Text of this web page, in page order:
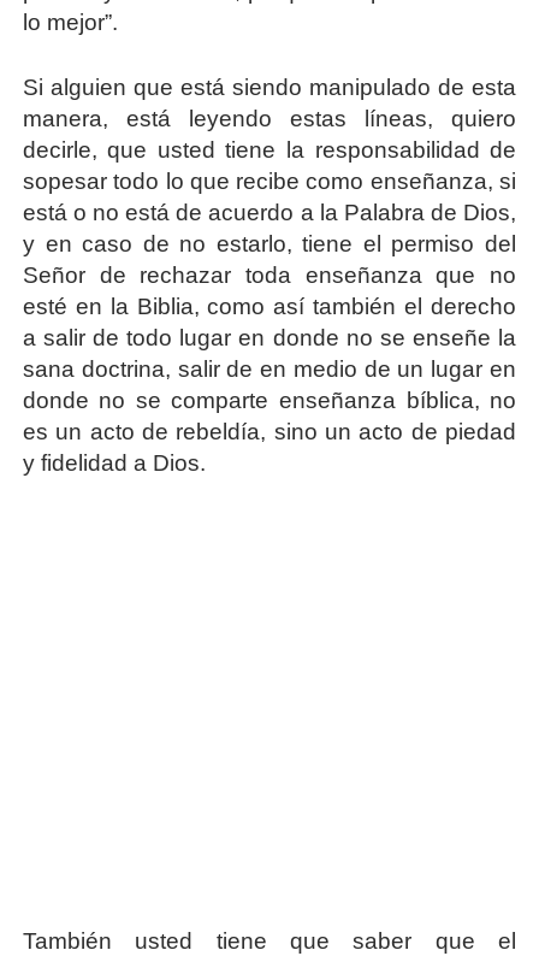
lo mejor”.
Si alguien que está siendo manipulado de esta
manera, está leyendo estas líneas, quiero
decirle, que usted tiene la responsabilidad de
sopesar todo lo que recibe como enseñanza, si
está o no está de acuerdo a la Palabra de Dios,
y en caso de no estarlo, tiene el permiso del
Señor de rechazar toda enseñanza que no
esté en la Biblia, como así también el derecho
a salir de todo lugar en donde no se enseñe la
sana doctrina, salir de en medio de un lugar en
donde no se comparte enseñanza bíblica, no
es un acto de rebeldía, sino un acto de piedad
y fidelidad a Dios.
También usted tiene que saber que el